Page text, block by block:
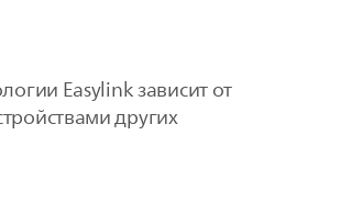
Easylink зависит от
других